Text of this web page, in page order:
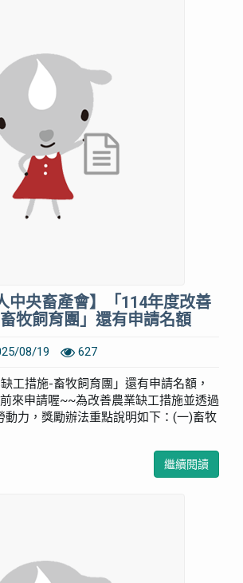
中央畜產會】「114年度改善
牧飼育團」還有申請名額
08/19 627
缺工措施-畜牧飼育團」還有申請名額，
來申請喔~~為改善農業缺工措施並透過
動力，獎勵辦法重點說明如下：(一)畜牧
繼續閱讀